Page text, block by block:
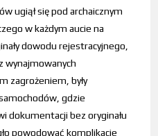
ugiął się pod archaicznym
w każdym aucie na
dowodu rejestracyjnego,
wynajmowanych
zagrożeniem, były
gdzie
dokumentacji bez oryginału
powodować komplikacje